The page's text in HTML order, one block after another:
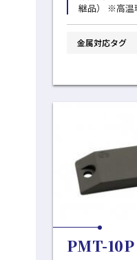
継品） ※高温環境下では、一般に、ICチ
たします。
金属対応タグ
PMT-10P